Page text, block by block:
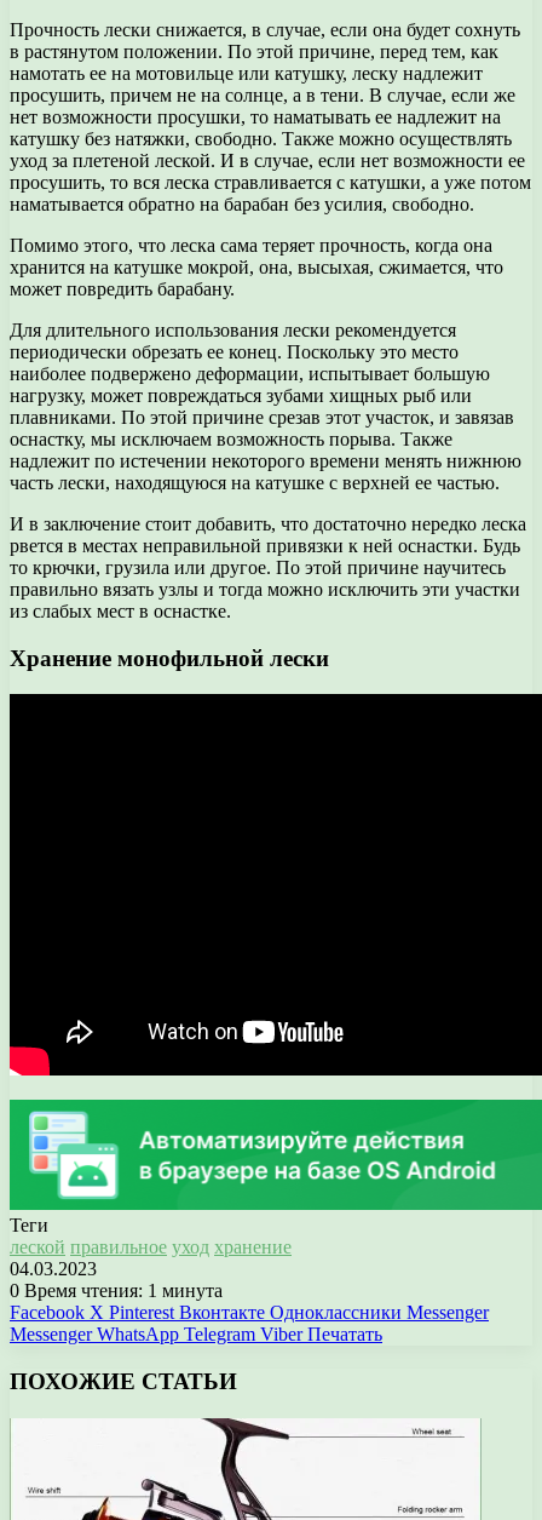
Прочность лески снижается, в случае, если она будет сохнуть
в растянутом положении. По этой причине, перед тем, как
намотать ее на мотовильце или катушку, леску надлежит
просушить, причем не на солнце, а в тени. В случае, если же
нет возможности просушки, то наматывать ее надлежит на
катушку без натяжки, свободно. Также можно осуществлять
уход за плетеной леской. И в случае, если нет возможности ее
просушить, то вся леска стравливается с катушки, а уже потом
наматывается обратно на барабан без усилия, свободно.
Помимо этого, что леска сама теряет прочность, когда она
хранится на катушке мокрой, она, высыхая, сжимается, что
может повредить барабану.
Для длительного использования лески рекомендуется
периодически обрезать ее конец. Поскольку это место
наиболее подвержено деформации, испытывает большую
нагрузку, может повреждаться зубами хищных рыб или
плавниками. По этой причине срезав этот участок, и завязав
оснастку, мы исключаем возможность порыва. Также
надлежит по истечении некоторого времени менять нижнюю
часть лески, находящуюся на катушке с верхней ее частью.
И в заключение стоит добавить, что достаточно нередко леска
рвется в местах неправильной привязки к ней оснастки. Будь
то крючки, грузила или другое. По этой причине научитесь
правильно вязать узлы и тогда можно исключить эти участки
из слабых мест в оснастке.
Хранение монофильной лески
Теги
леской правильное уход хранение
04.03.2023
0 Время чтения: 1 минута
Facebook X Pinterest Вконтакте Одноклассники Messenger
Messenger WhatsApp Telegram Viber Печатать
ПОХОЖИЕ СТАТЬИ